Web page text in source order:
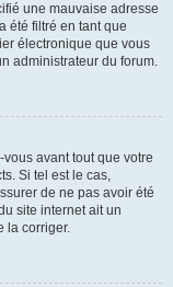
une mauvaise adresse
été filtré en tant que
électronique que vous
administrateur du forum.
avant tout que votre
Si tel est le cas,
de ne pas avoir été
site internet ait un
la corriger.